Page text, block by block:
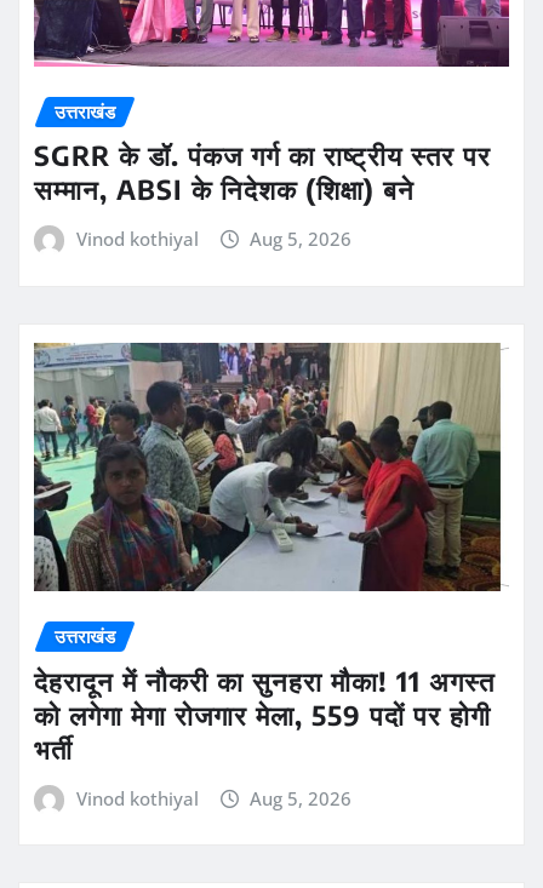
उत्तराखंड
SGRR के डॉ. पंकज गर्ग का राष्ट्रीय स्तर पर
सम्मान, ABSI के निदेशक (शिक्षा) बने
Vinod kothiyal Aug 5, 2026
उत्तराखंड
देहरादून में नौकरी का सुनहरा मौका! 11 अगस्त
को लगेगा मेगा रोजगार मेला, 559 पदों पर होगी
भर्ती
Vinod kothiyal Aug 5, 2026